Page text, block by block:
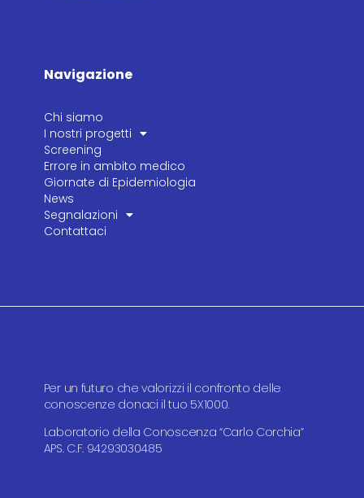
Navigazione
Chi siamo
I nostri progetti
Screening
Errore in ambito medico
Giornate di Epidemiologia
News
Segnalazioni
Contattaci
Per un futuro che valorizzi il confronto delle
conoscenze donaci il tuo 5X1000.
Laboratorio della Conoscenza “Carlo Corchia”
APS. C.F. 94293030485